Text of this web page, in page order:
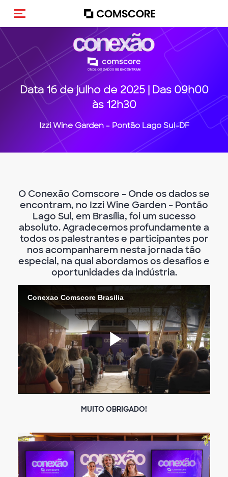
Alternar navegação
Data 16 de julho de 2025 | Das 09h00
às 12h30
Izzi Wine Garden - Pontão Lago Sul-DF
O Conexão Comscore – Onde os dados se
encontram, no Izzi Wine Garden – Pontão
Lago Sul, em Brasília, foi um sucesso
absoluto. Agradecemos profundamente a
todos os palestrantes e participantes por
nos acompanharem nesta jornada tão
especial, na qual abordamos os desafios e
oportunidades da indústria.
Conexao Comscore Brasilia
Play
Video
MUITO OBRIGADO!